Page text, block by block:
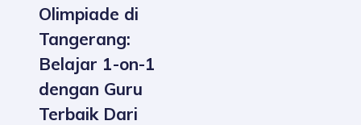
Olimpiade di
Tangerang:
Belajar 1-on-1
dengan Guru
Terbaik Dari